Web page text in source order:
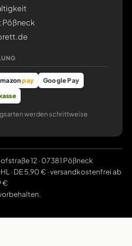
Pößneck
pay
Google Pay
werden schrittweise
12 · 07381 Pößneck
· DE 5,90 € · versandkostenfrei ab
€